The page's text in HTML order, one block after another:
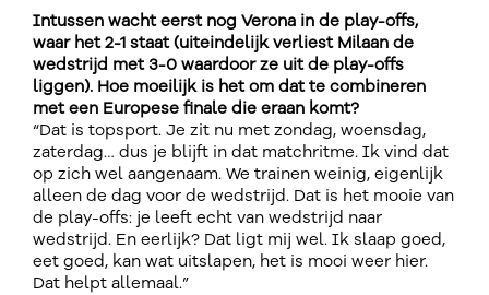
Intussen wacht eerst nog Verona in de play-offs,
waar het 2-1 staat (uiteindelijk verliest Milaan de
wedstrijd met 3-0 waardoor ze uit de play-offs
liggen). Hoe moeilijk is het om dat te combineren
met een Europese finale die eraan komt?
“Dat is topsport. Je zit nu met zondag, woensdag,
zaterdag… dus je blijft in dat matchritme. Ik vind dat
op zich wel aangenaam. We trainen weinig, eigenlijk
alleen de dag voor de wedstrijd. Dat is het mooie van
de play-offs: je leeft echt van wedstrijd naar
wedstrijd. En eerlijk? Dat ligt mij wel. Ik slaap goed,
eet goed, kan wat uitslapen, het is mooi weer hier.
Dat helpt allemaal.”